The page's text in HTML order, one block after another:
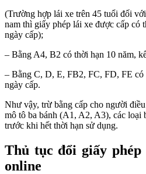
(Trường hợp lái xe trên 45 tuổi đối
nam thì giấy phép lái xe được cấp có
ngày cấp);
– Bằng A4, B2 có thời hạn 10 năm,
– Bằng C, D, E, FB2, FC, FD, FE có
ngày cấp.
Như vậy, trừ bằng cấp cho người
mô tô ba bánh (A1, A2, A3), các loại
trước khi hết thời hạn sử dụng.
Thủ tục đổi giấy phép
online